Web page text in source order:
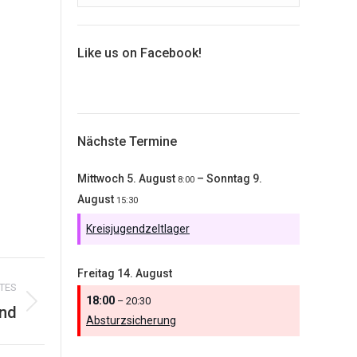
Like us on Facebook!
Nächste Termine
Mittwoch 5. August 8:00 – Sonntag 9.
August 15:30
Kreisjugendzeltlager
Freitag 14. August
18:00 – 20:30
Absturzsicherung